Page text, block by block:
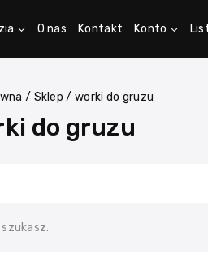
O nas Kontakt Konto
/ Sklep / worki do gruzu
do gruzu